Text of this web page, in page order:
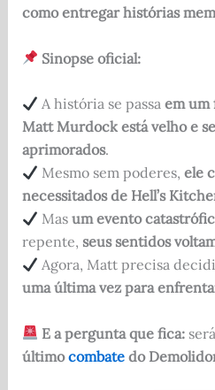
como entregar histórias
Sinopse oficial:
A história se passa em
Matt Murdock está velho e
aprimorados.
Mesmo sem poderes, ele
necessitados de Hell’s
Mas um evento
repente, seus sentidos
Agora, Matt precisa
uma última vez para
E a pergunta que fica:
últimocombatedo